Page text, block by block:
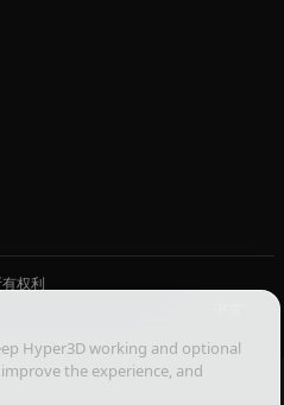
Hyper3D working and optional
the experience, and
权利